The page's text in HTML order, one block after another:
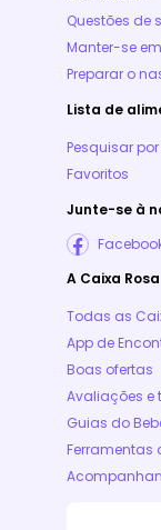
Questões de
Manter-se
Preparar o
Lista de
Pesquisar
Favoritos
Junte-se à
A Caixa Rosa
Todas as
App de
Boas ofertas
Avaliações e
Guias do